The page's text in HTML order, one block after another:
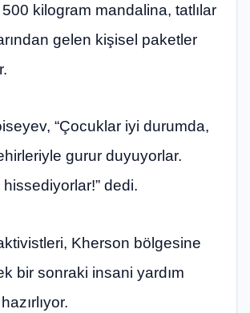
kilogram mandalina, tatlılar
gelen kişisel paketler
“Çocuklar iyi durumda,
gurur duyuyorlar.
dedi.
Kherson bölgesine
bir sonraki insani yardım